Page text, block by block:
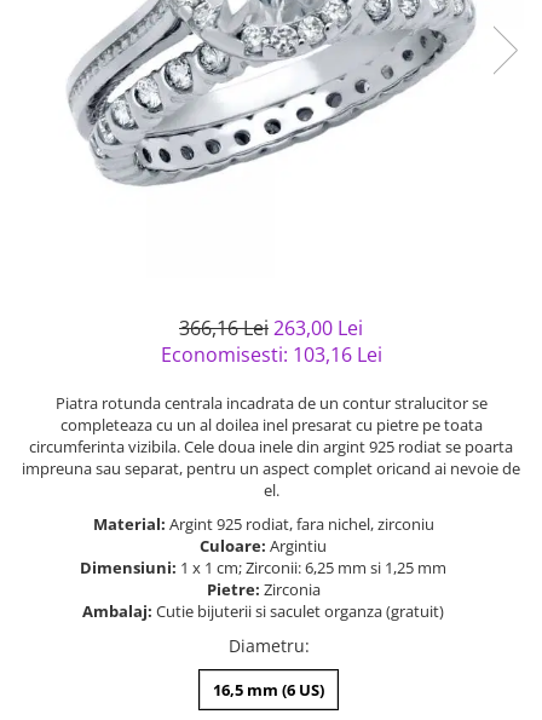
semipretioase
Bijuterii argint placat cu aur
Bijuterii argint cu diverse
materiale
Bijuterii argint cu murano
Bijuterii de Lux
Bijuterii gotice si rock
Bijuterii Handmade
Bijuterii fantezie
Casete si cutii de bijuterii
Solutii si lavete de curatare
366,16 Lei263,00 Lei
Economisesti: 103,16 Lei
Piatra rotunda centrala incadrata de un contur stralucitor se
completeaza cu un al doilea inel presarat cu pietre pe toata
circumferinta vizibila. Cele doua inele din argint 925 rodiat se poarta
impreuna sau separat, pentru un aspect complet oricand ai nevoie de
el.
Material: Argint 925 rodiat, fara nichel, zirconiu
Culoare: Argintiu
Dimensiuni: 1 x 1 cm; Zirconii: 6,25 mm si 1,25 mm
Pietre: Zirconia
Ambalaj: Cutie bijuterii si saculet organza (gratuit)
Diametru:
16,5 mm (6 US)